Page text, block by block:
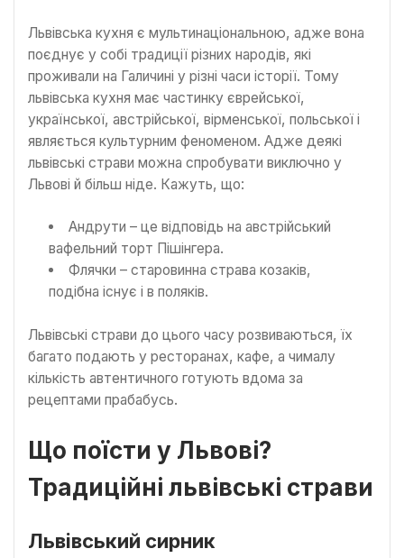
Львівська кухня є мультинаціональною, адже вона
поєднує у собі традиції різних народів, які
проживали на Галичині у різні часи історії. Тому
львівська кухня має частинку єврейської,
української, австрійської, вірменської, польської і
являється культурним феноменом. Адже деякі
львівські страви можна спробувати виключно у
Львові й більш ніде. Кажуть, що:
Андрути – це відповідь на австрійський
вафельний торт Пішінгера.
Флячки – старовинна страва козаків,
подібна існує і в поляків.
Львівські страви до цього часу розвиваються, їх
багато подають у ресторанах, кафе, а чималу
кількість автентичного готують вдома за
рецептами прабабусь.
Що поїсти у Львові?
Традиційні львівські страви
Львівський сирник